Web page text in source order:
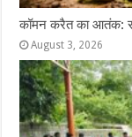
कॉमन करैत का आतंक:
August 3, 2026